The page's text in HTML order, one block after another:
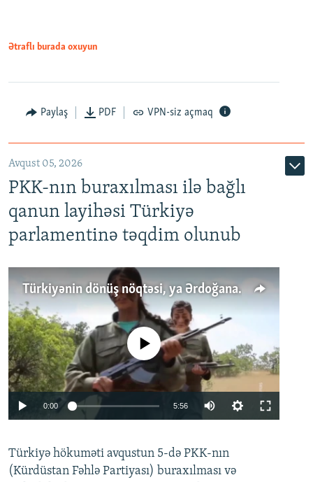
Ətraflı burada oxuyun
Paylaş PDF VPN-siz açmaq
Avqust 05, 2026
PKK-nın buraxılması ilə bağlı
qanun layihəsi Türkiyə
parlamentinə təqdim olunub
Türkiyənin dönüş nöqtəsi, ya Ərdoğana üçüncü şans: PKK ilə qəfil barışıq nə deməkdir?
Auto 240p 360p 480p
No media source currently available
0:00 5:56
360p
480p
Türkiyə hökuməti avqustun 5-də PKK-nın
(Kürdüstan Fəhlə Partiyası) buraxılması və